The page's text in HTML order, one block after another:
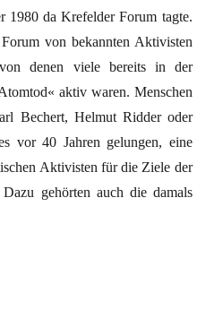
1980 da Krefelder Forum tagte.
von bekannten Aktivisten
von denen viele bereits in der
aktiv waren. Menschen
Bechert, Helmut Ridder oder
vor 40 Jahren gelungen, eine
Aktivisten für die Ziele der
gehörten auch die damals